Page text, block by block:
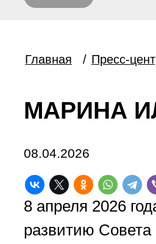
Главная / Пресс-
МАРИНА
08.04.2026
8 апреля 2026
развитию Совета